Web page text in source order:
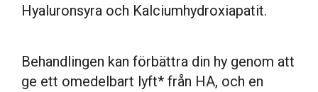
Hyaluronsyra och Kalciumhydroxiapatit.
Behandlingen kan förbättra din hy genom att
ge ett omedelbart lyft* från HA, och en